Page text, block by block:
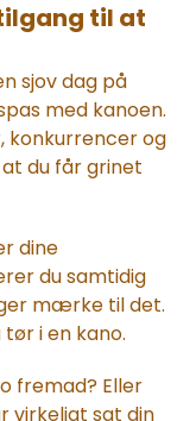
til at
sjov dag på
med kanoen.
konkurrencer og
du får grinet
dine
du samtidig
mærke til det.
i en kano.
fremad? Eller
virkeligt sat din